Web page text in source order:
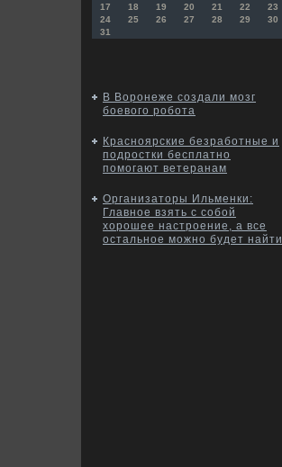
17
18 19 20 21 22
23
24
25 26 27 28 29
30
31
В Воронеже создали мозг
боевого робота
Красноярские безработные и
подростки бесплатно
помогают ветеранам
Организаторы Ильменки:
Главное взять с собой
хорошее настроение, а все
остальное можно будет найти